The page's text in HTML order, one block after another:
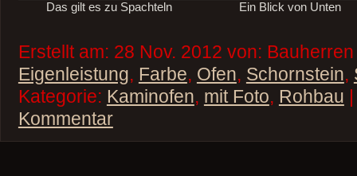
Das gilt es zu Spachteln Ein Blick von Unten
Erstellt am: 28 Nov. 2012 von:
Eigenleistung, Farbe, Ofen, Schornstein,
Kategorie: Kaminofen, mit Foto, Rohbau
Kommentar